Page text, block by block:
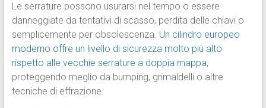
Le serrature possono usurarsi nel tempo o essere
danneggiate da tentativi di scasso, perdita delle chiavi o
semplicemente per obsolescenza. Un cilindro europeo
moderno offre un livello di sicurezza molto più alto
rispetto alle vecchie serrature a doppia mappa,
proteggendo meglio da bumping, grimaldelli o altre
tecniche di effrazione.